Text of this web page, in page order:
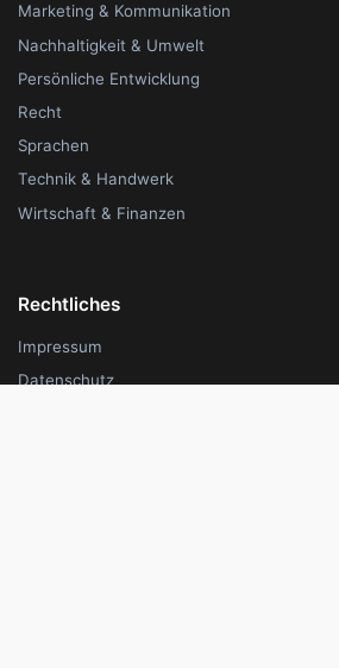
Marketing & Kommunikation
Nachhaltigkeit & Umwelt
Persönliche Entwicklung
Recht
Sprachen
Technik & Handwerk
Wirtschaft & Finanzen
Rechtliches
Impressum
Datenschutz